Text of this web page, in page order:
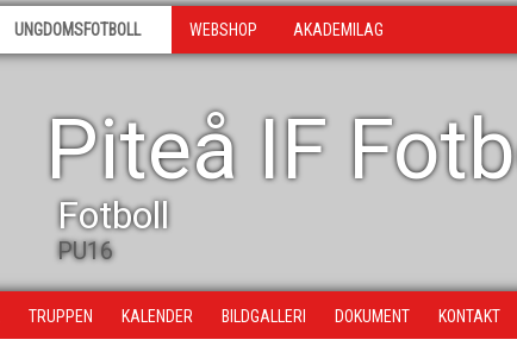
UNGDOMSFOTBOLL WEBSHOP AKADEMILAG
Piteå IF
Fotboll
PU16
TRUPPEN KALENDER BILDGALLERI DOKUMENT KONTAKT